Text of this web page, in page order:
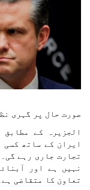
صورت حال پر گہری
الجزیرہ کے
ایران کے ساتھ
تجارت جاری رہے
نہیں ہے اور
تعاون کا متقاضی